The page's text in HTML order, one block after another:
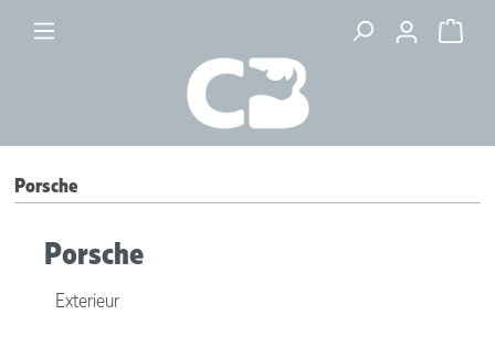
Porsche
Porsche
Exterieur